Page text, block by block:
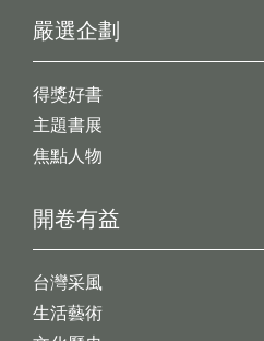
開卷有益
台灣采風
生活藝術
嚴選企劃
得獎好書
主題書展
焦點人物